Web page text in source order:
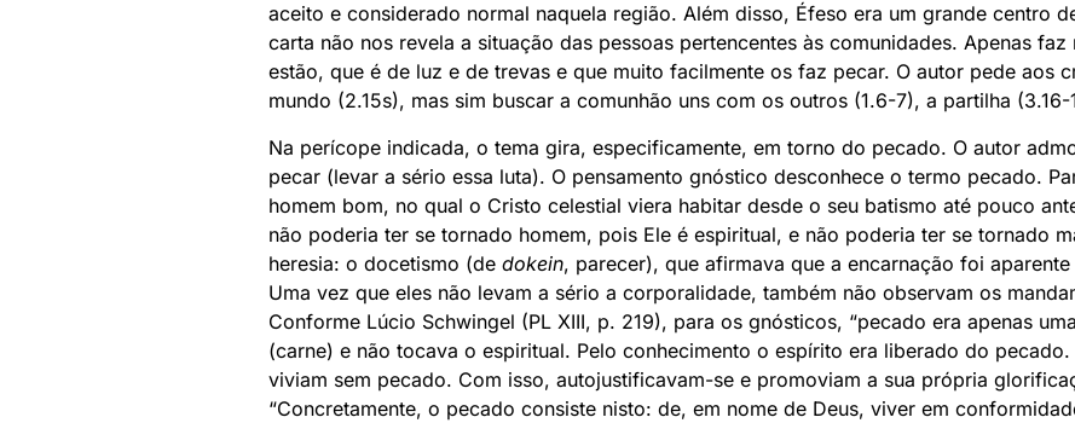
aceito e considerado normal naquela região. Além disso, Éfeso era um grande centro
carta não nos revela a situação das pessoas pertencentes às comunidades. Apenas
estão, que é de luz e de trevas e que muito facilmente os faz pecar. O autor pede aos
mundo (2.15s), mas sim buscar a comunhão uns com os outros (1.6-7), a partilha
Na perícope indicada, o tema gira, especificamente, em torno do pecado. O autor
pecar (levar a sério essa luta). O pensamento gnóstico desconhece o termo pecado.
homem bom, no qual o Cristo celestial viera habitar desde o seu batismo até pouco
não poderia ter se tornado homem, pois Ele é espiritual, e não poderia ter se tornado
heresia: o docetismo (de dokein, parecer), que afirmava que a encarnação foi
Uma vez que eles não levam a sério a corporalidade, também não observam os
Conforme Lúcio Schwingel (PL XIII, p. 219), para os gnósticos, “pecado era apenas
(carne) e não tocava o espiritual. Pelo conhecimento o espírito era liberado do pecado.
viviam sem pecado. Com isso, autojustificavam-se e promoviam a sua própria
“Concretamente, o pecado consiste nisto: de, em nome de Deus, viver em